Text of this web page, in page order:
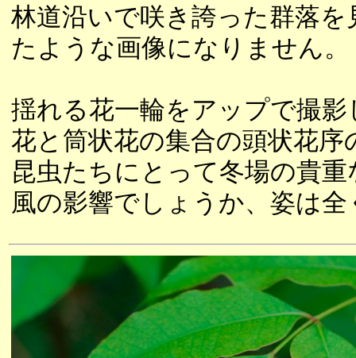
林道沿いで咲き誇った群落
たような画像になりません。
揺れる花一輪をアップで撮
花と筒状花の集合の頭状花序
昆虫たちにとって冬場の貴
風の影響でしょうか、姿は